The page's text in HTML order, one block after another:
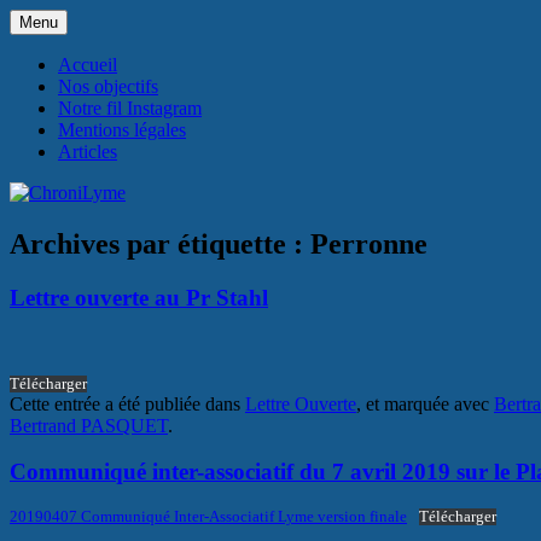
Aller
au
contenu
ChroniLyme
tiques et plus généralement des crypto-
Menu
Accueil
Nos objectifs
Notre fil Instagram
Mentions légales
Articles
Archives par étiquette : Perronne
Lettre ouverte au Pr Stahl
Télécharger
Cette entrée a été publiée dans Lettre Ouverte, et marquée avec
Bertrand PASQUET.
Communiqué inter-associatif du 7 avril 2019 sur le
20190407 Communiqué Inter-Associatif Lyme version finale Télécharger